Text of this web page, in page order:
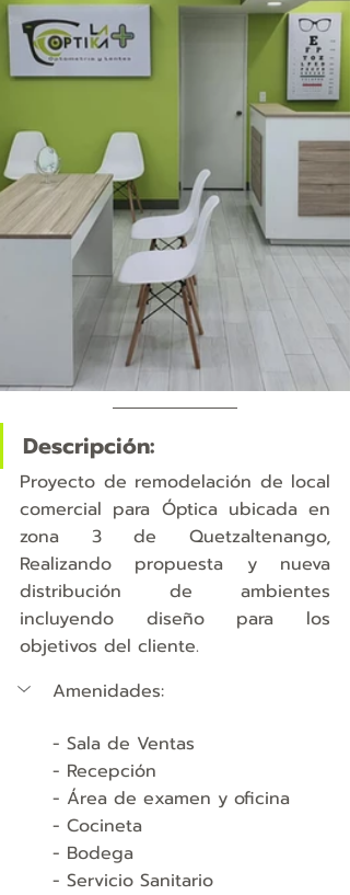
Descripción:
Proyecto de remodelación de local
comercial para Óptica ubicada en
zona 3 de Quetzaltenango,
Realizando propuesta y nueva
distribución de ambientes
incluyendo diseño para los
objetivos del cliente.
Amenidades:
- Sala de Ventas
- Recepción
- Área de examen y oficina
- Cocineta
- Bodega
- Servicio Sanitario